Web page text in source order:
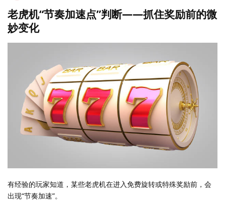
老虎机“节奏加速点”判断——抓住奖励前的微
妙变化
有经验的玩家知道，某些老虎机在进入免费旋转或特殊奖励前，会
出现“节奏加速”。